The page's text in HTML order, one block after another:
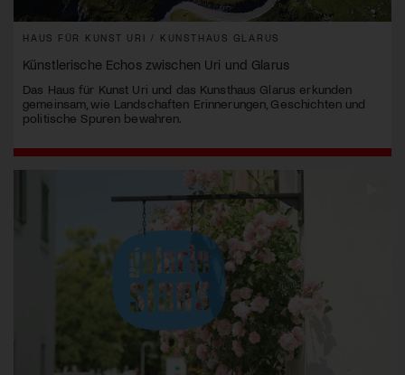
HAUS FÜR KUNST URI / KUNSTHAUS GLARUS
Künstlerische Echos zwischen Uri und Glarus
Das Haus für Kunst Uri und das Kunsthaus Glarus erkunden
gemeinsam, wie Landschaften Erinnerungen, Geschichten und
politische Spuren bewahren.